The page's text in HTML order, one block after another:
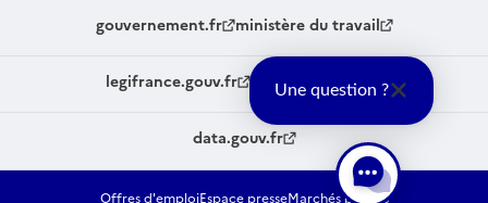
gouvernement.fr ministère du travail
legifrance.gouv.fr service-public.fr
data.gouv.fr
Offres d'emploiEspace presseMarchés publics
Une question ?